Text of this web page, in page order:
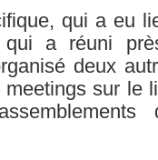
qui a eu
qui a réuni
deux
meetings sur le